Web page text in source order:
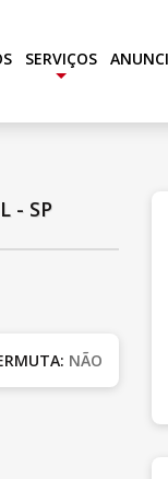
SERVIÇOS
- SP
NÃO